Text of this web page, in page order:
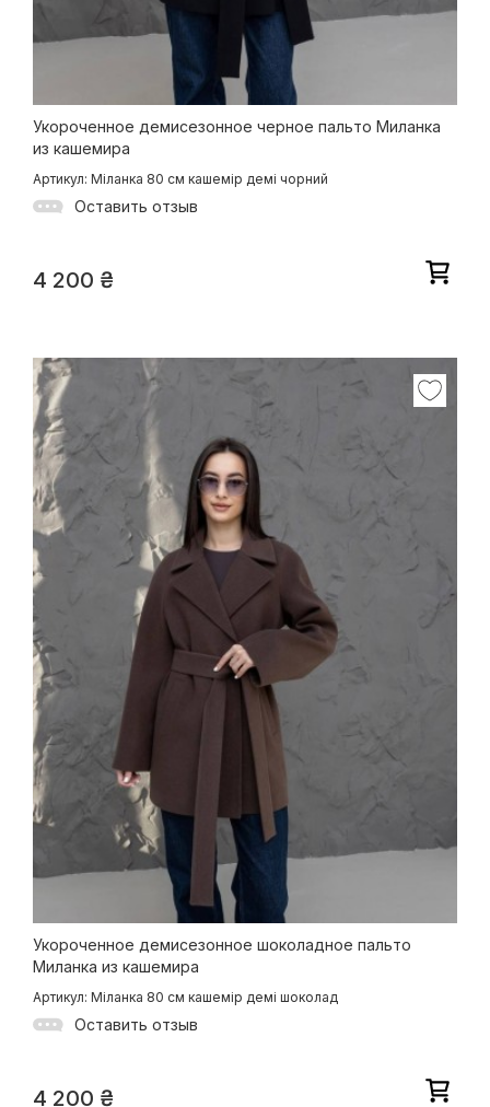
Укороченное демисезонное черное пальто Миланка
из кашемира
Артикул: Міланка 80 см кашемір демі чорний
Оставить отзыв
4 200 ₴
Укороченное демисезонное шоколадное пальто
Миланка из кашемира
Артикул: Міланка 80 см кашемір демі шоколад
Оставить отзыв
4 200 ₴